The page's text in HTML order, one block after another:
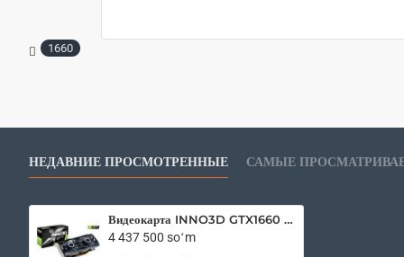
1660
НЕДАВНИЕ ПРОСМОТРЕННЫЕ САМЫЕ
Видеокарта INNO3D GTX1660 SUPER 6Gb GDDR6 Twin X2
4 437 500 soʻm